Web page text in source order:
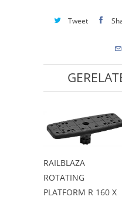
Tweet
RAILBLAZA
ROTATING
PLATFORM R 160 X